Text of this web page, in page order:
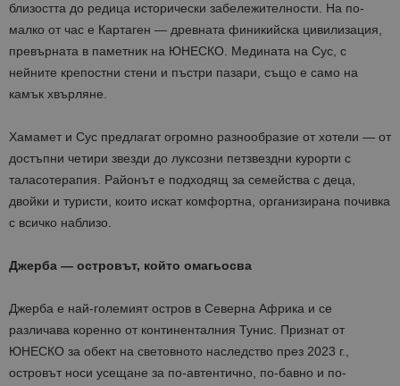
близостта до редица исторически забележителности. На по-
малко от час е Картаген — древната финикийска цивилизация,
превърната в паметник на ЮНЕСКО. Медината на Сус, с
нейните крепостни стени и пъстри пазари, също е само на
камък хвърляне.
Хамамет и Сус предлагат огромно разнообразие от хотели — от
достъпни четири звезди до луксозни петзвездни курорти с
таласотерапия. Районът е подходящ за семейства с деца,
двойки и туристи, които искат комфортна, организирана почивка
с всичко наблизо.
Джерба — островът, който омагьосва
Джерба е най-големият остров в Северна Африка и се
различава коренно от континенталния Тунис. Признат от
ЮНЕСКО за обект на световното наследство през 2023 г.,
островът носи усещане за по-автентично, по-бавно и по-